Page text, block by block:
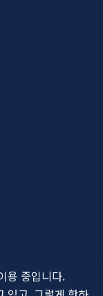
용 중입니다.